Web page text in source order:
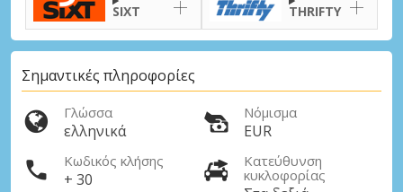
SIXT THRIFTY
Σημαντικές πληροφορίες
Γλώσσα
ελληνικά
Νόμισμα
EUR
Κωδικός κλήσης
+ 30
Κατεύθυνση
κυκλοφορίας